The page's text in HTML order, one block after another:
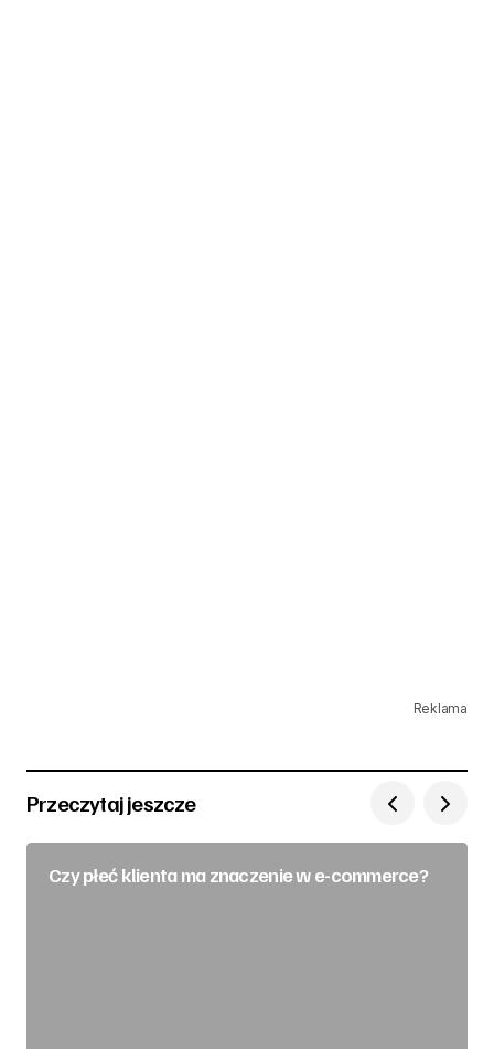
Reklama
Przeczytaj jeszcze
Czy płeć klienta ma znaczenie w e-commerce?